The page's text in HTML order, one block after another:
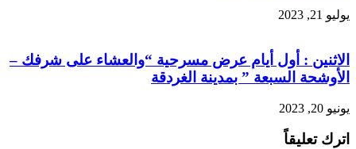
يوليو 21, 2023
الاثنين : أول أيام عرض مسرحية “والعشاء على شرفك –
الأوشحة السبعة ” بمدينة الغردقة
يونيو 20, 2023
اترك تعليقاً